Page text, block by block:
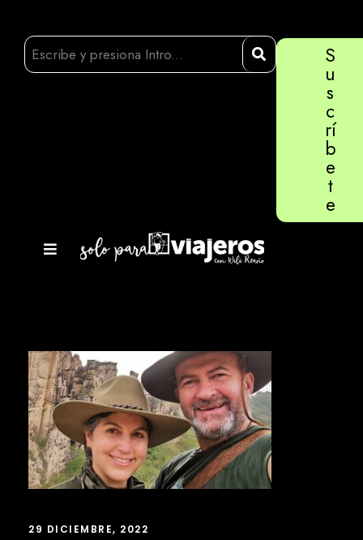
S
u
s
c
rí
b
e
t
e
29 DICIEMBRE, 2022